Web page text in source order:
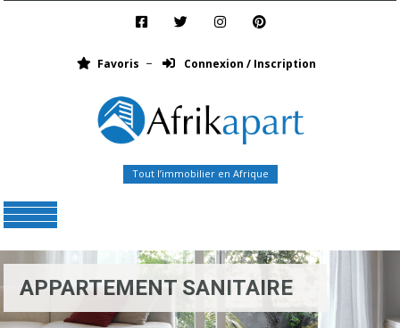
Favoris Connexion / Inscription
Tout l’immobilier en Afrique
APPARTEMENT SANITAIRE